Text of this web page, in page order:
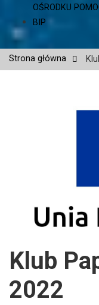
OŚRODKU
BIP
Strona główna
Klub
2022